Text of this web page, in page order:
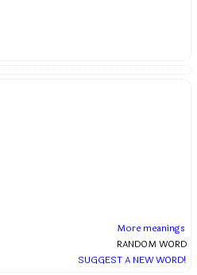
More meanings
RANDOM WORD
SUGGEST A NEW WORD!